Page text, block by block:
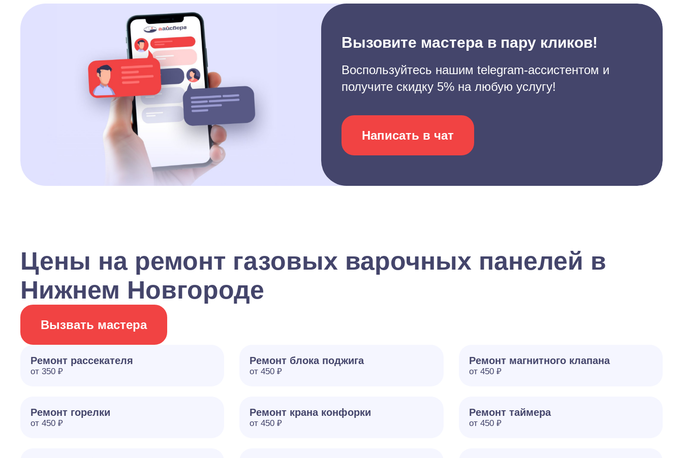
Вызовите мастера в пару кликов!
Воспользуйтесь нашим telegram-ассистентом и
получите скидку 5% на любую услугу!
Написать в чат
Цены на ремонт газовых варочных панелей в
Нижнем Новгороде
Вызвать мастера
Ремонт рассекателя
от 350 ₽
Ремонт блока поджига
от 450 ₽
Ремонт магнитного клапана
от 450 ₽
Ремонт горелки
от 450 ₽
Ремонт крана конфорки
от 450 ₽
Ремонт таймера
от 450 ₽